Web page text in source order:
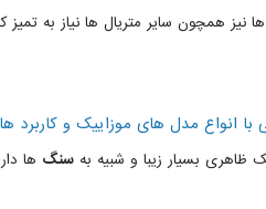
ها نیز همچون سایر متریال ها نیاز به تمیز
با انواع مدل های موزاییک و کاربرد
ظاهری بسیار زیبا و شبیه به سنگ ها